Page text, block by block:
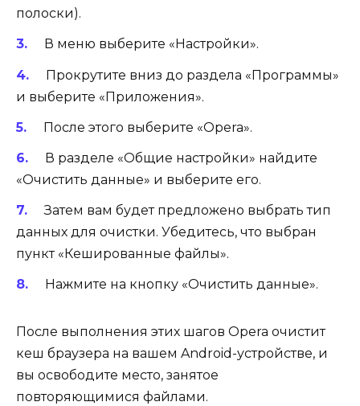
полоски).
В меню выберите «Настройки».
Прокрутите вниз до раздела «Программы»
и выберите «Приложения».
После этого выберите «Opera».
В разделе «Общие настройки» найдите
«Очистить данные» и выберите его.
Затем вам будет предложено выбрать тип
данных для очистки. Убедитесь, что выбран
пункт «Кешированные файлы».
Нажмите на кнопку «Очистить данные».
После выполнения этих шагов Opera очистит
кеш браузера на вашем Android-устройстве, и
вы освободите место, занятое
повторяющимися файлами.